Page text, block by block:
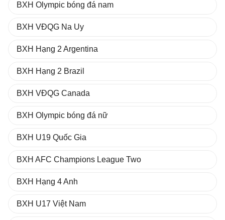
BXH Olympic bóng đá nam
BXH VĐQG Na Uy
BXH Hạng 2 Argentina
BXH Hạng 2 Brazil
BXH VĐQG Canada
BXH Olympic bóng đá nữ
BXH U19 Quốc Gia
BXH AFC Champions League Two
BXH Hạng 4 Anh
BXH U17 Việt Nam